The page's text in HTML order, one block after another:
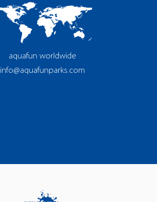
aquafun worldwide
info@aquafunparks.com